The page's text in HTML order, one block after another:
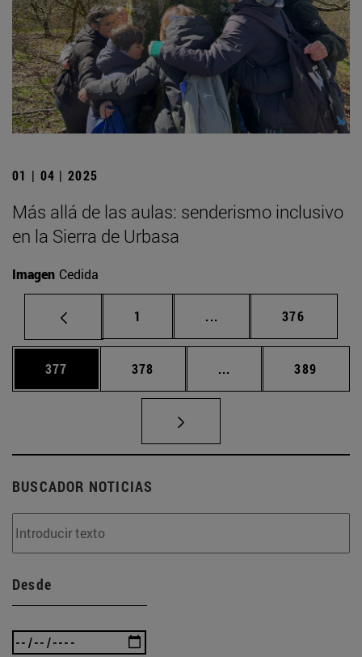
01 | 04 | 2025
Más allá de las aulas: senderismo inclusivo
en la Sierra de Urbasa
Imagen Cedida
Página
1 ... Páginas intermedias
Página
376
Página
377 Página
378 ... Páginas intermedias
Página
389
BUSCADOR NOTICIAS
Desde